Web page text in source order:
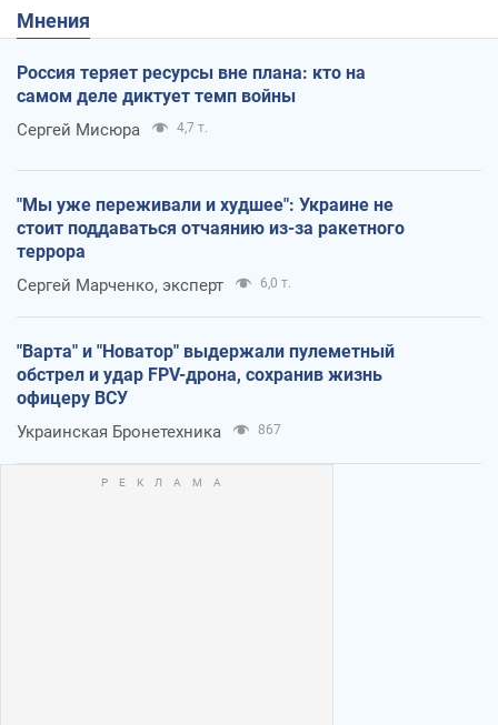
Мнения
Россия теряет ресурсы вне плана: кто на
самом деле диктует темп войны
Сергей Мисюра 4,7 т.
"Мы уже переживали и худшее": Украине не
стоит поддаваться отчаянию из-за ракетного
террора
Сергей Марченко, эксперт 6,0 т.
"Варта" и "Новатор" выдержали пулеметный
обстрел и удар FPV-дрона, сохранив жизнь
офицеру ВСУ
Украинская Бронетехника 867